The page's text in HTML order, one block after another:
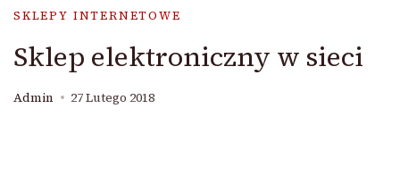
SKLEPY INTERNETOWE
Sklep elektroniczny w sieci
Admin 27 Lutego 2018